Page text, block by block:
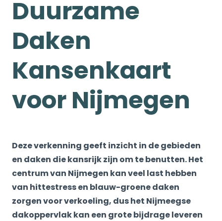
Duurzame
Daken
Kansenkaart
voor Nijmegen
Deze verkenning geeft inzicht in de gebieden
en daken die kansrijk zijn om te benutten. Het
centrum van Nijmegen kan veel last hebben
van hittestress en blauw-groene daken
zorgen voor verkoeling, dus het Nijmeegse
dakoppervlak kan een grote bijdrage leveren